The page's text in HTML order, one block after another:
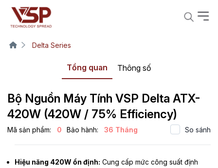
Delta Series
Tổng quan Thông số
Bộ Nguồn Máy Tính VSP Delta ATX-
420W (420W / 75% Efficiency)
Mã sản phẩm: 0 Bảo hành: 36 Tháng So sánh
Hiệu năng 420W ổn định: Cung cấp mức công suất định